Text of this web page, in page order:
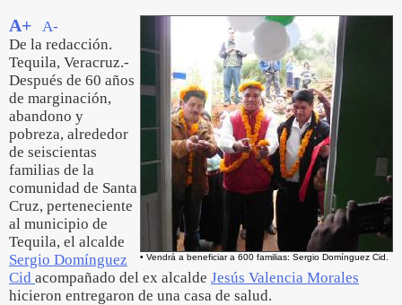
• Vendrá a beneficiar a 600 familias: Sergio Domínguez Cid.
A+
A-
De la redacción.
Tequila, Veracruz.-
Después de 60 años
de marginación,
abandono y
pobreza, alrededor
de seiscientas
familias de la
comunidad de Santa
Cruz, perteneciente
al municipio de
Tequila, el alcalde
Sergio Domínguez
Cid acompañado del ex alcalde Jesús Valencia Morales
hicieron entregaron de una casa de salud.